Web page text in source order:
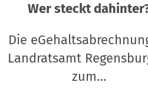
Wer steckt
Die
Landratsamt
zum…